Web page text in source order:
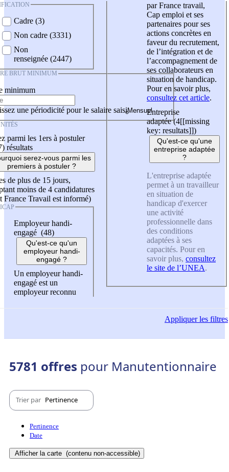
Cadre (3)
Non cadre (3331)
Non
renseignée (2447)
BRUT MINIMUM
minimum
une périodicité pour le salaire saisi
parmi les 1ers à postuler
résultats
serez-vous parmi les
premiers à postuler ?
de plus de 15 jours,
moins de 4 candidatures
France Travail est informé)
Employeur handi-
engagé (48)
Qu'est-ce qu'un
employeur handi-
engagé ?
Un employeur handi-
engagé est un
employeur reconnu
par France travail,
Cap emploi et ses
partenaires pour ses
actions concrètes en
faveur du recrutement,
de l’intégration et de
l’accompagnement de
ses collaborateurs en
situation de handicap.
Pour en savoir plus,
consultez cet article.
Entreprise
adaptée (4[[missing
key: resultats]])
Qu'est-ce qu'une
entreprise adaptée
?
L'entreprise adaptée
permet à un travailleur
en situation de
handicap d'exercer
une activité
professionnelle dans
des conditions
adaptées à ses
capacités. Pour en
savoir plus, consultez
le site de l’UNEA.
Appliquerles filtres
5781 offres pour Manutentionnaire
Trier par Pertinence
Pertinence
Date
Afficher la carte (contenu non-accessible)